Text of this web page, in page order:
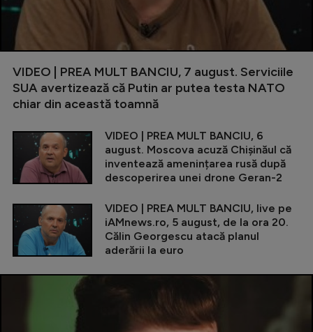
VIDEO | PREA MULT BANCIU, 7 august. Serviciile
SUA avertizează că Putin ar putea testa NATO
chiar din această toamnă
VIDEO | PREA MULT BANCIU, 6
august. Moscova acuză Chișinăul că
inventează amenințarea rusă după
descoperirea unei drone Geran-2
VIDEO | PREA MULT BANCIU, live pe
iAMnews.ro, 5 august, de la ora 20.
Călin Georgescu atacă planul
aderării la euro